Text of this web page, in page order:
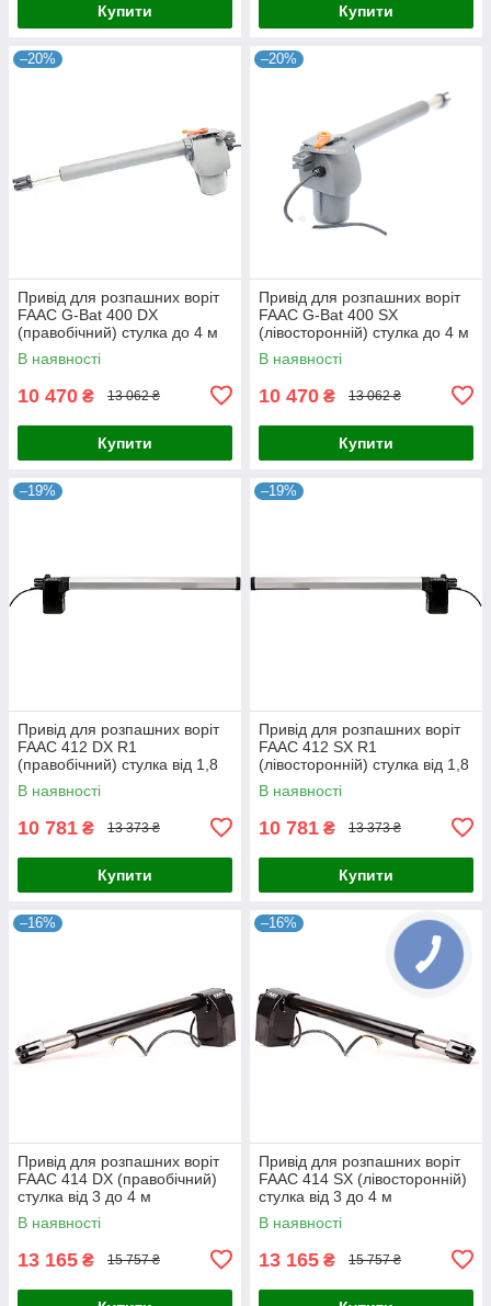
Купити Купити
–20%
Привід для розпашних воріт
FAAC G-Bat 400 DX
(правобічний) стулка до 4 м
В наявності
10 470 ₴ 13 062 ₴
Купити
–20%
Привід для розпашних воріт
FAAC G-Bat 400 SX
(лівосторонній) стулка до 4 м
В наявності
10 470 ₴ 13 062 ₴
Купити
–19%
Привід для розпашних воріт
FAAC 412 DX R1
(правобічний) стулка від 1,8
м. - без кожуха до 3 м
В наявності
10 781 ₴ 13 373 ₴
Купити
–19%
Привід для розпашних воріт
FAAC 412 SX R1
(лівосторонній) стулка від 1,8
м. - без кожуха до 3 м
В наявності
10 781 ₴ 13 373 ₴
Купити
–16%
Привід для розпашних воріт
FAAC 414 DX (правобічний)
стулка від 3 до 4 м
В наявності
13 165 ₴ 15 757 ₴
–16%
Привід для розпашних воріт
FAAC 414 SX (лівосторонній)
стулка від 3 до 4 м
В наявності
13 165 ₴ 15 757 ₴